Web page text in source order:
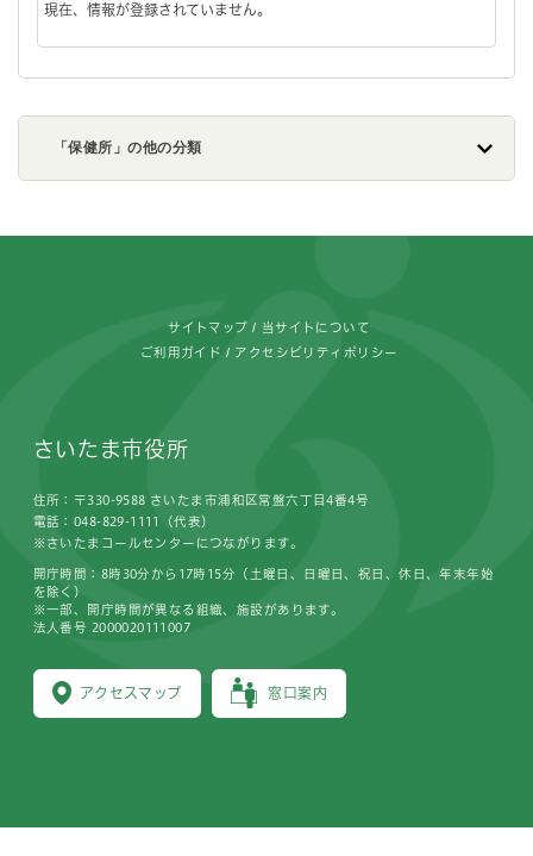
現在、情報が登録されていません。
「保健所」の他の分類
サイトマップ 当サイトについて
ご利用ガイド アクセシビリティポリシー
さいたま市役所
住所：〒330-9588 さいたま市浦和区常盤六丁目4番4号
電話：048-829-1111（代表）
※さいたまコールセンターにつながります。
アクセスマップ 窓口案内
開庁時間：8時30分から17時15分（土曜日、日曜日、祝日、休日、年末年始
を除く）
※一部、開庁時間が異なる組織、施設があります。
法人番号 2000020111007